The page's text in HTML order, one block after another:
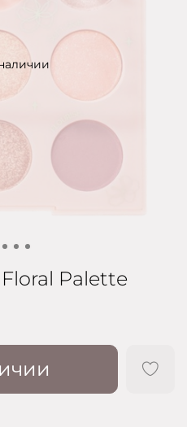
Palette